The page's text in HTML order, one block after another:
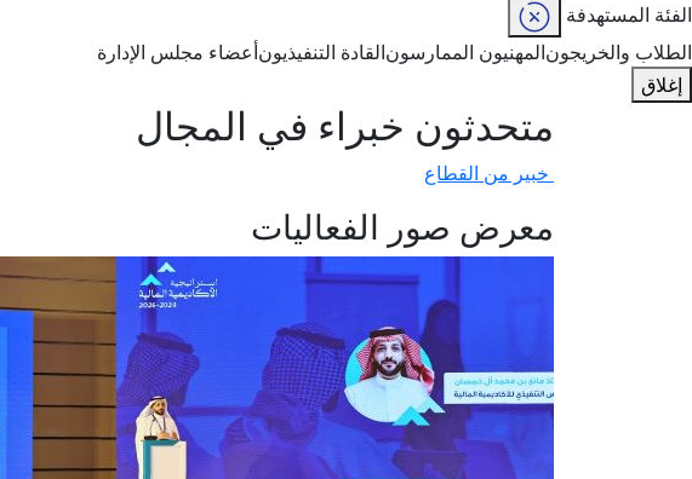
الفئة المستهدفة
الطلاب والخريجونالمهنيون الممارسونالقادة التنفيذيونأعضاء مجلس الإدارة
إغلاق
متحدثون خبراء في المجال
خبير من القطاع
معرض صور الفعاليات